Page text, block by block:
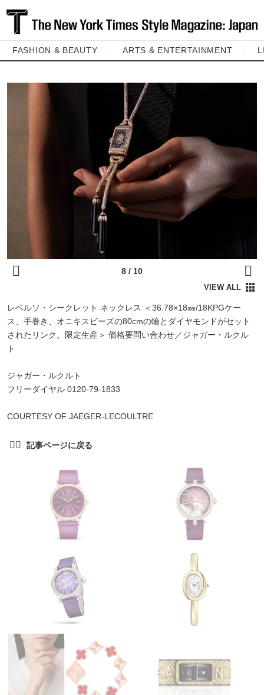
FASHION & BEAUTY ARTS & ENTERTAINMENT
レベルソ・シークレット ネックレス ＜36.78×18㎜/18KPGケー
ス、手巻き、オニキスビーズの80cmの輪とダイヤモンドがセット
されたリンク。限定生産＞ 価格要問い合わせ／ジャガー・ルクル
ト
ジャガー・ルクルト
フリーダイヤル 0120-79-1833
COURTESY OF JAEGER-LECOULTRE